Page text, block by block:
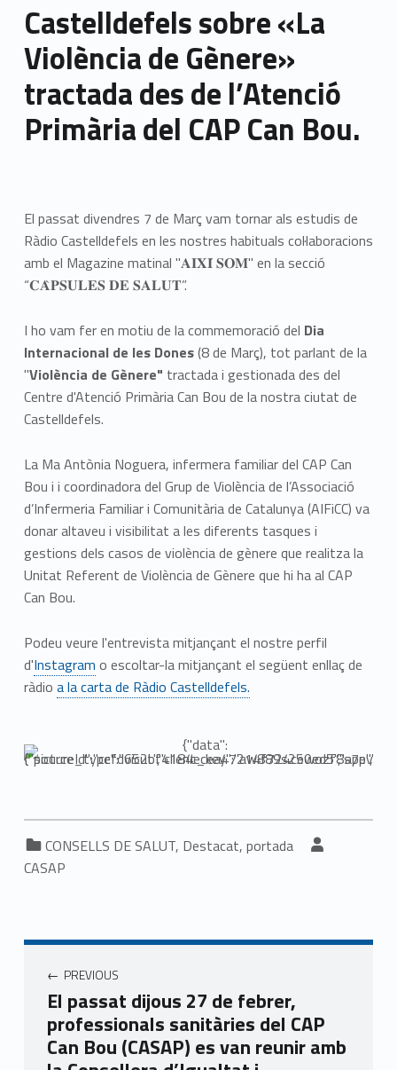
Castelldefels sobre «La
Violència de Gènere»
tractada des de l’Atenció
Primària del CAP Can Bou.
El passat divendres 7 de Març vam tornar als estudis de
Ràdio Castelldefels en les nostres habituals col·laboracions
amb el Magazine matinal "𝐀𝐈𝐗𝐈́ 𝐒𝐎𝐌" en la secció
“𝐂𝐀̀𝐏𝐒𝐔𝐋𝐄𝐒 𝐃𝐄 𝐒𝐀𝐋𝐔𝐓”.
I ho vam fer en motiu de la commemoració del Dia
Internacional de les Dones(8 de Març), tot parlant de la
"Violència de Gènere" tractada i gestionada des del
Centre d'Atenció Primària Can Bou de la nostra ciutat de
Castelldefels.
La Ma Antònia Noguera, infermera familiar del CAP Can
Bou i i coordinadora del Grup de Violència de l’Associació
d’Infermeria Familiar i Comunitària de Catalunya (AIFiCC) va
donar altaveu i visibilitat a les diferents tasques i
gestions dels casos de violència de gènere que realitza la
Unitat Referent de Violència de Gènere que hi ha al CAP
Can Bou.
Podeu veure l'entrevista mitjançant el nostre perfil
d'Instagram o escoltar-la mitjançant el següent enllaç de
ràdio a la carta de Ràdio Castelldefels.
CONSELLS DE SALUT, Destacat, portada
CASAP
Navegació d'entrades
PREVIOUS
El passat dijous 27 de febrer,
professionals sanitàries del CAP
Can Bou (CASAP) es van reunir amb